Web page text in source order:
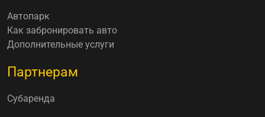
Автопарк
Как забронировать авто
Дополнительные услуги
Партнерам
Субаренда